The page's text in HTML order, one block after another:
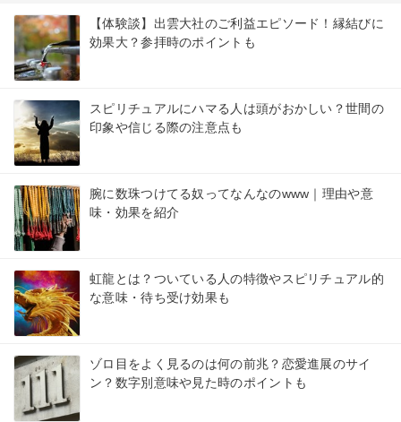
【体験談】出雲大社のご利益エピソード！縁結びに
効果大？参拝時のポイントも
スピリチュアルにハマる人は頭がおかしい？世間の
印象や信じる際の注意点も
腕に数珠つけてる奴ってなんなのwww｜理由や意
味・効果を紹介
虹龍とは？ついている人の特徴やスピリチュアル的
な意味・待ち受け効果も
ゾロ目をよく見るのは何の前兆？恋愛進展のサイ
ン？数字別意味や見た時のポイントも